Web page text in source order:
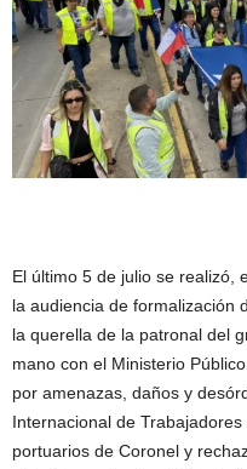
El último 5 de julio se realizó,
la audiencia de formalización
la querella de la patronal del
mano con el Ministerio
por amenazas, daños y
Internacional de
portuarios de Coronel y